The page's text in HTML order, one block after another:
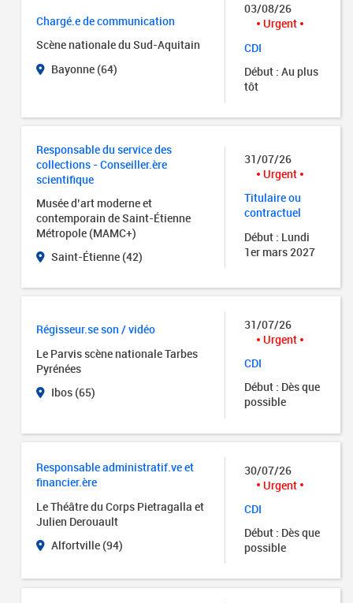
Chargé.e de communication
Scène nationale du Sud-Aquitain
Bayonne (64)
03/08/26
Urgent
CDI
Début : Au plus
tôt
Responsable du service des
collections - Conseiller.ère
scientifique
Musée d’art moderne et
contemporain de Saint-Étienne
Métropole (MAMC+)
Saint-Étienne (42)
31/07/26
Urgent
Titulaire ou
contractuel
Début : Lundi
1er mars 2027
Régisseur.se son / vidéo
Le Parvis scène nationale Tarbes
Pyrénées
Ibos (65)
31/07/26
Urgent
CDI
Début : Dès que
possible
Responsable administratif.ve et
financier.ère
Le Théâtre du Corps Pietragalla et
Julien Derouault
Alfortville (94)
30/07/26
Urgent
CDI
Début : Dès que
possible